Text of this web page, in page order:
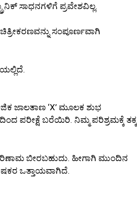
ಸಾಧನಗಳಿಗೆ ಪ್ರವೇಶವಿಲ್ಲ.
ಚಿತ್ರೀಕರಣವನ್ನು ಸಂಪೂರ್ಣವಾಗಿ
ಜಾಲತಾಣ ‘X’ ಮೂಲಕ ಶುಭ
ಪರೀಕ್ಷೆ ಬರೆಯಿರಿ. ನಿಮ್ಮ ಪರಿಶ್ರಮಕ್ಕೆ ತಕ್ಕ
ಬೀರಬಹುದು. ಹೀಗಾಗಿ ಮುಂದಿನ
ಒತ್ತಾಯವಾಗಿದೆ.